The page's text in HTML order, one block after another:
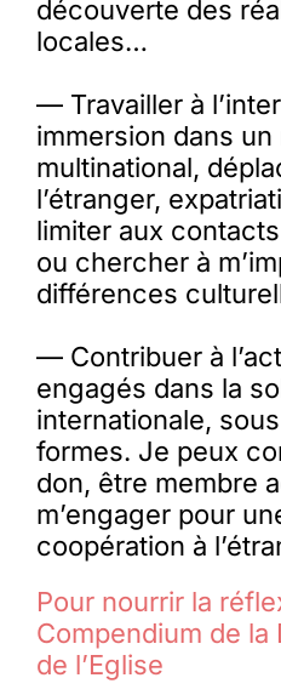
découverte des
locales…
— Travailler à
immersion dans un
multinational,
l’étranger,
limiter aux
ou chercher à
différences
— Contribuer à
engagés dans la
internationale,
formes. Je peux
don, être membre
m’engager pour
coopération à
Pour nourrir la
Compendium de
de l’Eglise